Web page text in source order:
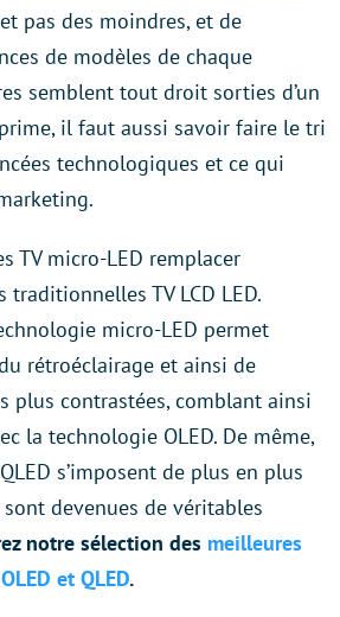
pas des moindres, et de
de modèles de chaque
semblent tout droit sorties d’un
il faut aussi savoir faire le tri
technologiques et ce qui
TV micro-LED remplacer
TV LCD LED.
micro-LED permet
rétroéclairage et ainsi de
plus contrastées, comblant ainsi
la technologie OLED. De même,
s’imposent de plus en plus
devenues de véritables
notre sélection des meilleures
et QLED.